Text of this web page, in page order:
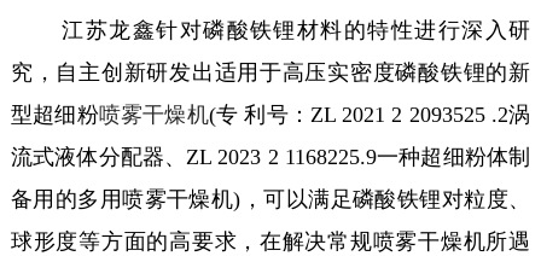
江苏龙鑫针对磷酸铁锂材料的特性进行深入研
究，自主创新研发出适用于高压实密度磷酸铁锂的新
型超细粉喷雾干燥机(专 利号：ZL 2021 2 2093525 .2涡
流式液体分配器、ZL 2023 2 1168225.9一种超细粉体制
备用的多用喷雾干燥机)，可以满足磷酸铁锂对粒度、
球形度等方面的高要求，在解决常规喷雾干燥机所遇